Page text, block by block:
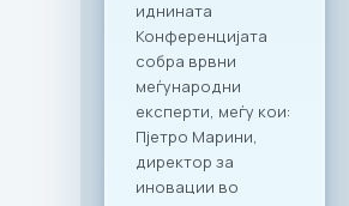
овозможувајќи им
на членките избор
на соодветен
амбиент за секоја
пригода: PARK by
RAGUSA GROUP – за
престижни настани
во срцето на